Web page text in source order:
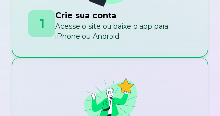
1 Crie sua conta
Acesse o site ou baixe o app para
iPhone ou Android